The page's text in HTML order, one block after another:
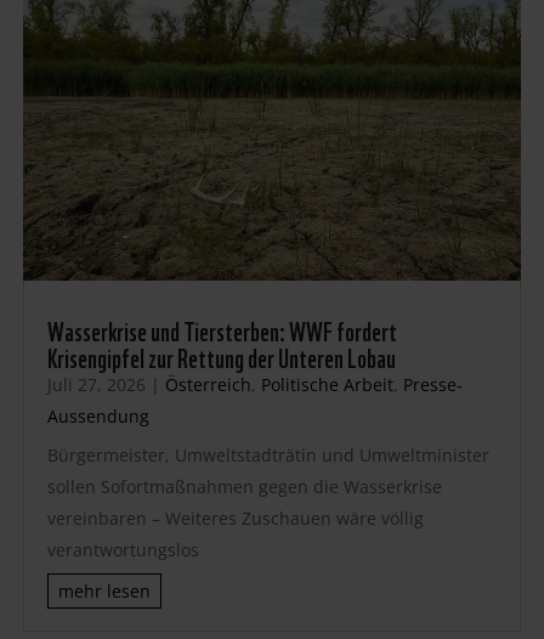
Wasserkrise und Tiersterben: WWF fordert
Krisengipfel zur Rettung der Unteren Lobau
Juli 27, 2026 | Österreich, Politische Arbeit, Presse-
Aussendung
Bürgermeister, Umweltstadträtin und Umweltminister
sollen Sofortmaßnahmen gegen die Wasserkrise
vereinbaren – Weiteres Zuschauen wäre völlig
verantwortungslos
mehr lesen